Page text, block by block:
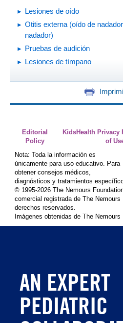
Lesiones de oído
Otitis externa (oído de
nadador)
Pruebas de audición
Lesiones de tímpano
Editorial
Policy
KidsHealth Privacy
of
Nota: Toda la información es
únicamente para uso educativo. Para
obtener consejos médicos,
diagnósticos y tratamientos
© 1995-2026 The Nemours
comercial registrada de The Nemours
derechos reservados.
Imágenes obtenidas de The
AN EXPERT
PEDIATRIC